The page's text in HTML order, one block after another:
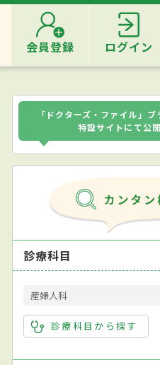
会員登録 ログイン
「ドクターズ・ファイル」
特設サイトにて公開
診療科目
産婦人科
診療科目から探す